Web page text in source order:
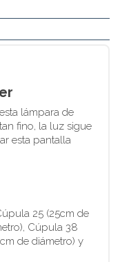
lámpara de
fino, la luz sigue
esta pantalla
25 (25cm de
Cúpula 38
de diámetro) y